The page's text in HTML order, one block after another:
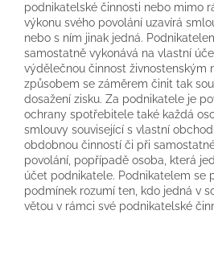
podnikatelské činnosti nebo mimo
výkonu svého povolání uzavírá
nebo s ním jinak jedná.
samostatně vykonává na vlastní
výdělečnou činnost živnostenským
způsobem se záměrem činit tak
dosažení zisku. Za podnikatele je
ochrany spotřebitele také každá
smlouvy související s vlastní
obdobnou činností či při
povolání, popřípadě osoba, která
účet podnikatele. Podnikatelem se
podmínek rozumí ten, kdo jedná v
větou v rámci své podnikatelské